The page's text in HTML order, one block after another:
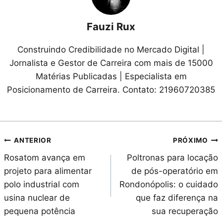
Fauzi Rux
Construindo Credibilidade no Mercado Digital |
Jornalista e Gestor de Carreira com mais de 15000
Matérias Publicadas | Especialista em
Posicionamento de Carreira. Contato: 21960720385
Navegação
de
Post
ANTERIOR
Rosatom avança em
projeto para alimentar
polo industrial com
usina nuclear de
pequena potência
PRÓXIMO
Poltronas para locação
de pós-operatório em
Rondonópolis: o cuidado
que faz diferença na
sua recuperação